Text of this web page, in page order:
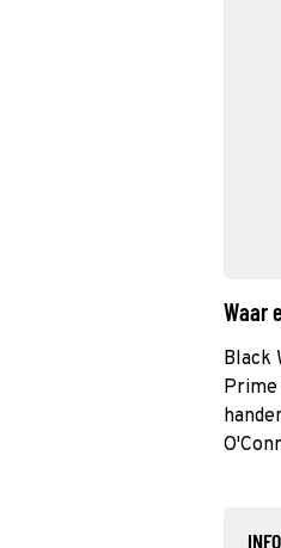
Waar
Black
Prime